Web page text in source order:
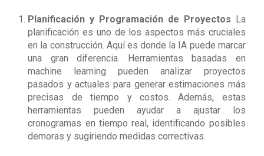
Planificación y Programación de Proyectos La
planificación es uno de los aspectos más cruciales
en la construcción. Aquí es donde la IA puede marcar
una gran diferencia. Herramientas basadas en
machine learning pueden analizar proyectos
pasados y actuales para generar estimaciones más
precisas de tiempo y costos. Además, estas
herramientas pueden ayudar a ajustar los
cronogramas en tiempo real, identificando posibles
demoras y sugiriendo medidas correctivas.